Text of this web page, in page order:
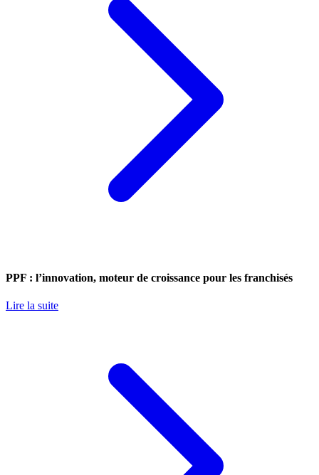
PPF : l’innovation, moteur de croissance pour les franchisés
Lire la suite